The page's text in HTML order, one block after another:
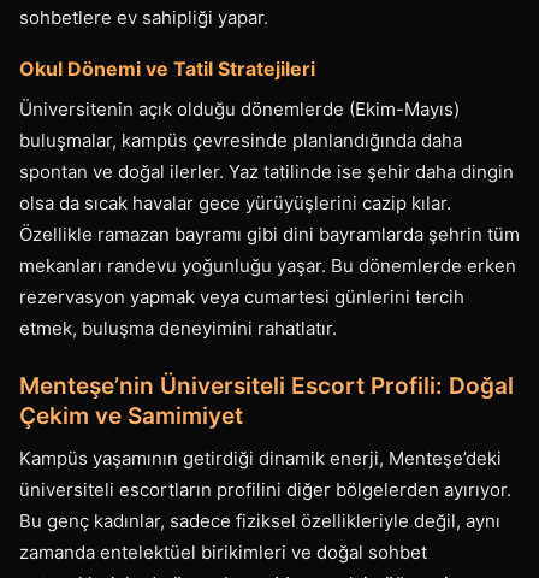
sohbetlere ev sahipliği yapar.
Okul Dönemi ve Tatil Stratejileri
Üniversitenin açık olduğu dönemlerde (Ekim-Mayıs)
buluşmalar, kampüs çevresinde planlandığında daha
spontan ve doğal ilerler. Yaz tatilinde ise şehir daha dingin
olsa da sıcak havalar gece yürüyüşlerini cazip kılar.
Özellikle ramazan bayramı gibi dini bayramlarda şehrin tüm
mekanları randevu yoğunluğu yaşar. Bu dönemlerde erken
rezervasyon yapmak veya cumartesi günlerini tercih
etmek, buluşma deneyimini rahatlatır.
Menteşe’nin Üniversiteli Escort Profili: Doğal
Çekim ve Samimiyet
Kampüs yaşamının getirdiği dinamik enerji, Menteşe’deki
üniversiteli escortların profilini diğer bölgelerden ayırıyor.
Bu genç kadınlar, sadece fiziksel özellikleriyle değil, aynı
zamanda entelektüel birikimleri ve doğal sohbet